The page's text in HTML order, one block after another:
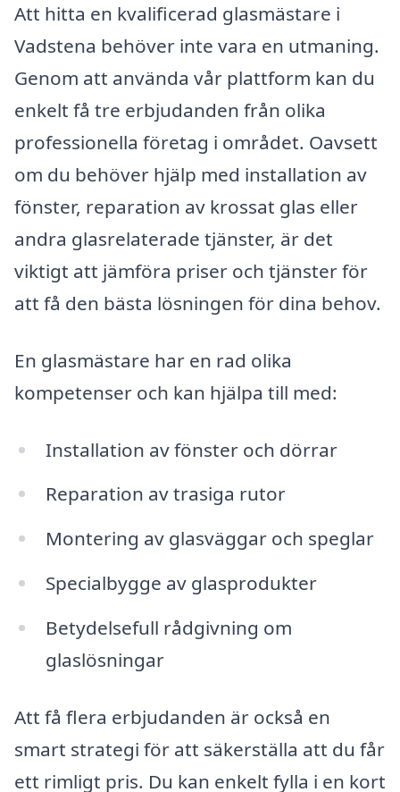
Att hitta en kvalificerad glasmästare i
Vadstena behöver inte vara en utmaning.
Genom att använda vår plattform kan du
enkelt få tre erbjudanden från olika
professionella företag i området. Oavsett
om du behöver hjälp med installation av
fönster, reparation av krossat glas eller
andra glasrelaterade tjänster, är det
viktigt att jämföra priser och tjänster för
att få den bästa lösningen för dina behov.
En glasmästare har en rad olika
kompetenser och kan hjälpa till med:
Installation av fönster och dörrar
Reparation av trasiga rutor
Montering av glasväggar och speglar
Specialbygge av glasprodukter
Betydelsefull rådgivning om
glaslösningar
Att få flera erbjudanden är också en
smart strategi för att säkerställa att du får
ett rimligt pris. Du kan enkelt fylla i en kort